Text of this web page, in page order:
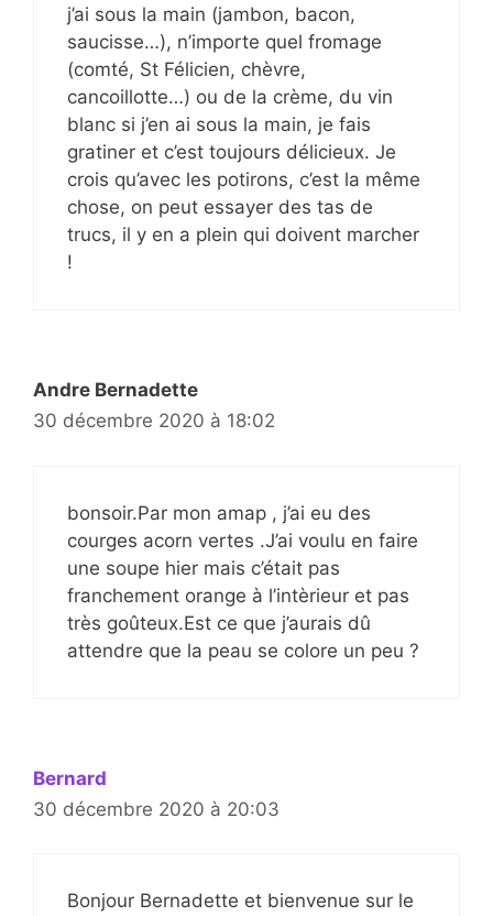
j’ai sous la main (jambon, bacon,
saucisse…), n’importe quel fromage
(comté, St Félicien, chèvre,
cancoillotte…) ou de la crème, du vin
blanc si j’en ai sous la main, je fais
gratiner et c’est toujours délicieux. Je
crois qu’avec les potirons, c’est la même
chose, on peut essayer des tas de
trucs, il y en a plein qui doivent marcher
!
Andre Bernadette
30 décembre 2020 à 18:02
bonsoir.Par mon amap , j’ai eu des
courges acorn vertes .J’ai voulu en faire
une soupe hier mais c’était pas
franchement orange à l’intèrieur et pas
très goûteux.Est ce que j’aurais dû
attendre que la peau se colore un peu ?
Bernard
30 décembre 2020 à 20:03
Bonjour Bernadette et bienvenue sur le